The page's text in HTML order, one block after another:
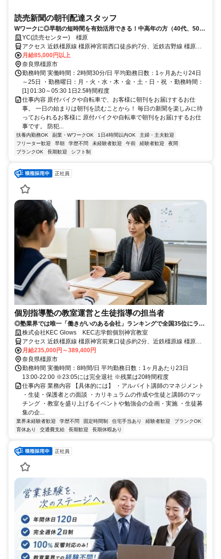
読売新聞の朝刊配達スタッフ
Wワークに◎早朝の短時間を有効活用できる！中高年の方（40代、50
代、60代）も活躍中！
YC(読売センター) 橿原
アクセス 近鉄橿原線 橿原神宮前西口徒歩約7分、近鉄吉野線 橿原神
宮前西口徒歩約7分、近鉄南大阪線 橿原神宮前西口徒歩約7分
月給85,000円以上
奈良県橿原市
勤務時間 実働時間：2時間30分/日 平均勤務日数：1ヶ月あたり24日
～25日 ・勤務曜日：月・火・水・木・金・土・日・祝 ・勤務時間：
[1] 01:30～05:30 1日2.5時間程度
仕事内容 原付バイクや自転車で、お客様に朝刊をお届けするお仕
事。 一日の始まりは朝刊を読むことから！ 毎日の新聞を楽しみに待
っておられるお客様に 原付バイクや自転車で朝刊をお届けするお仕
事です。 防犯...
扶養内勤務OK 副業・WワークOK 1日4時間以内OK
主婦・主夫歓迎
フリーター歓迎
早朝 学歴不問 未経験者歓迎 午前 経験者歓迎
夜間
ブランクOK
長期歓迎 シフト制
正社員
個別指導塾の教室運営と生徒指導の担当者
◎塾業界では唯一「働きがいのある会社」ランキングで全国35位にラン
クイン ◎教育熱の高い奈良で最大級の総合学習塾 ◎直接社長にキャリア
について相談できる「キャリア申告制度」などがある風通しの良い社風
株式会社KEC Glows KEC志学館個別神宮教室
アクセス 近鉄橿原線 橿原神宮前東口徒歩約2分、近鉄橿原線 橿原神
宮前東口徒歩約2分、近鉄橿原線 橿原神宮前東口徒歩約2分 近鉄橿原
神宮前駅
月給235,000円～389,400円
奈良県橿原市
勤務時間 実働時間：8時間/日 平均勤務日数：1ヶ月あたり23日
13:00-22:00 ※23:05には完全退社 ※残業は20時間程度
仕事内容 業務内容 【具体的には】 ・アルバイト講師のマネジメント
・生徒・保護者との面談 ・カリキュラムの作成や生徒と講師のマッ
チング ・教室を盛り上げるイベントや勉強会の企画・実施 ・生徒募
集の企...
業界未経験者歓迎 学歴不問 固定時間制 住宅手当あり 経験者歓迎
ブランクOK
育休あり
交通費支給 長期歓迎 長期休暇あり
正社員